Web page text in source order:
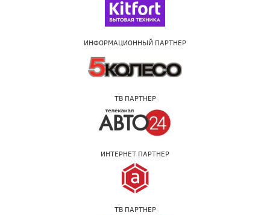
ИНФОРМАЦИОННЫЙ ПАРТНЕР
ТВ ПАРТНЕР
ИНТЕРНЕТ ПАРТНЕР
ТВ ПАРТНЕР